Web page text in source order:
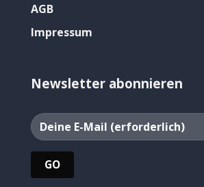
AGB
Impressum
Newsletter abonnieren